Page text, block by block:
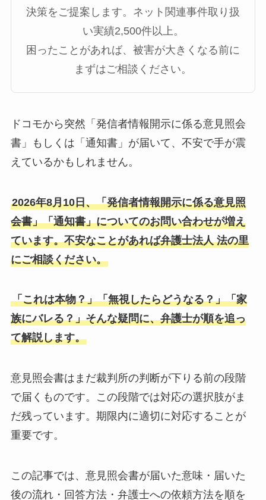
決策をご提案します。ネット関連事件取り扱
い実績2,500件以上。
困ったことがあれば、被害が大きくなる前に
まずはご相談ください。
ドコモから突然「発信者情報開示に係る意見照会
書」もしくは「通知書」が届いて、不安で手が震
えているかもしれません。
2026年8月10日、「発信者情報開示に係る意見照
会書」「通知書」についてのお問い合わせが増え
ています。不安なことがあれば弁護士法人 法の里
にご相談ください。
「これは本物？」「無視したらどうなる？」「家
族にバレる？」そんな疑問に、弁護士が順を追っ
て解説します。
意見照会書はまだ裁判所の判断が下りる前の段階
で届くものです。この段階では対応の選択肢がま
だ残っています。期限内に適切に対応することが
重要です。
この記事では、意見照会書が届いた意味・届いた
後の流れ・回答方法・弁護士への依頼方法を順を